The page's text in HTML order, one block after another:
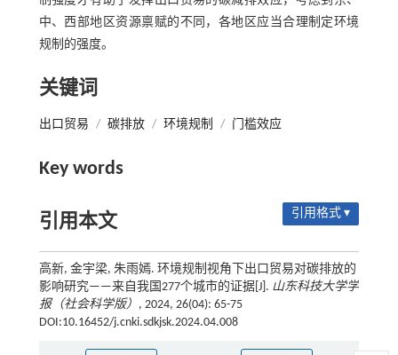
中、西部地区资源禀赋的不同，各地区应当合理制定环境
规制的强度。
关键词
出口贸易 / 碳排放 / 环境规制 / 门槛效应
Key words
引用本文 引用格式 ▾
高新, 金宇梁, 朱雨嫣. 环境规制视角下出口贸易对碳排放的
影响研究——来自我国277个城市的证据[J]. 山东科技大学学
报（社会科学版） , 2024, 26(04): 65-75
DOI:10.16452/j.cnki.sdkjsk.2024.04.008